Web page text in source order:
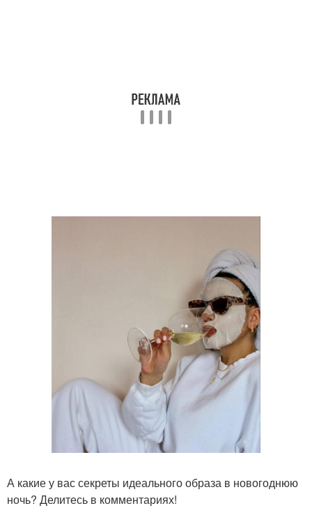
А какие у вас секреты идеального образа в новогоднюю
ночь? Делитесь в комментариях!